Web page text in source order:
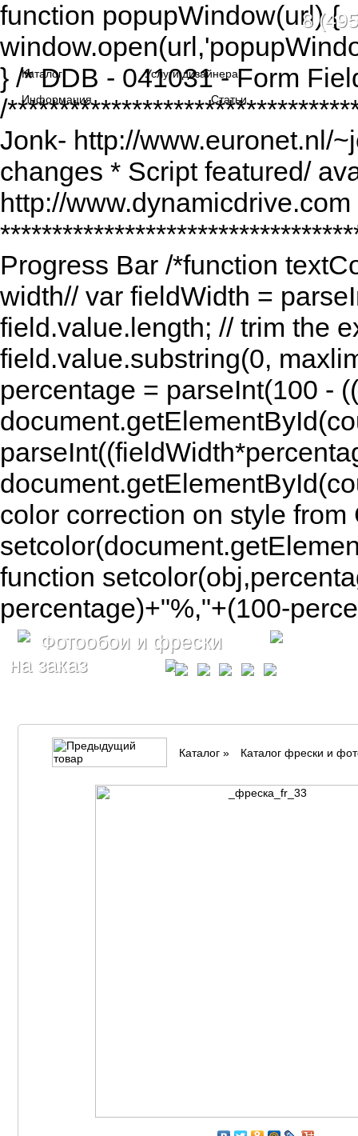
function popupWindow(url) {
} /* DDB - 041031 - Form
/
Jonk- http://www.euronet.nl/
changes * Script featured/
http://
Progress Bar /*function
width// var fieldWidth =
field.value.length; // trim the
field.value.substring(0,
percentage = parseInt(100 -
color correction on style
function
percentage)+"%,"+(100-
Фотообои и фрески
на заказ
8
Каталог
Услуги дизайнера
Информация
Статьи
Каталог » Каталог фрески и